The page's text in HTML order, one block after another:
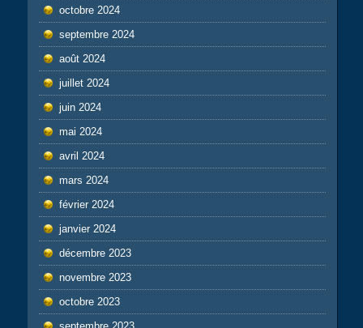
octobre 2024
septembre 2024
août 2024
juillet 2024
juin 2024
mai 2024
avril 2024
mars 2024
février 2024
janvier 2024
décembre 2023
novembre 2023
octobre 2023